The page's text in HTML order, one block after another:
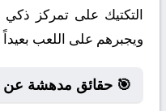
التكتيك على تمركز
ويجبرهم على اللعب
🎯 حقائق مدهشة عن